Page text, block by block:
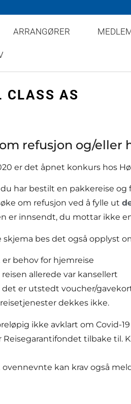
ARRANGØRER
CLASS AS
refusjon og/eller
er det åpnet konkurs hos
har bestilt en pakkereise
om refusjon ved å fylle ut
er innsendt, du mottar ikke
skjema bes det også opplyst
behov for hjemreise
allerede var kansellert
det er utstedt voucher/
dekkes ikke.
ikke avklart om Covid-
Reisegarantifondet tilbake til.
ovennevnte kan krav også